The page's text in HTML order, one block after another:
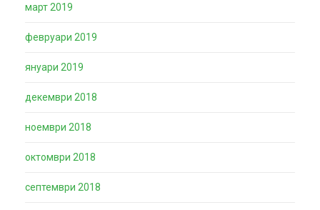
март 2019
февруари 2019
януари 2019
декември 2018
ноември 2018
октомври 2018
септември 2018